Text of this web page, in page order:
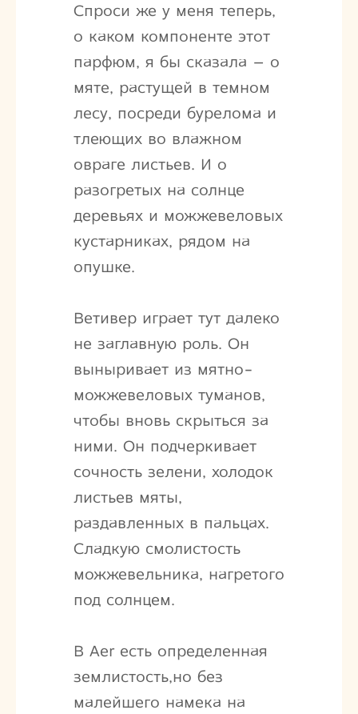
Спроси же у меня теперь,
о каком компоненте этот
парфюм, я бы сказала – о
мяте, растущей в темном
лесу, посреди бурелома и
тлеющих во влажном
овраге листьев. И о
разогретых на солнце
деревьях и можжевеловых
кустарниках, рядом на
опушке.
Ветивер играет тут далеко
не заглавную роль. Он
выныривает из мятно-
можжевеловых туманов,
чтобы вновь скрыться за
ними. Он подчеркивает
сочность зелени, холодок
листьев мяты,
раздавленных в пальцах.
Сладкую смолистость
можжевельника, нагретого
под солнцем.
В Aer есть определенная
землистость,но без
малейшего намека на